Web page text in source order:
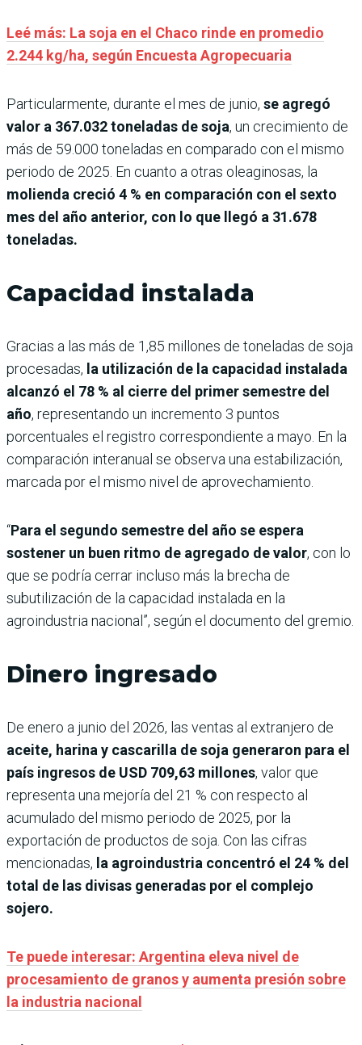
Leé más: La soja en el Chaco rinde en promedio
2.244 kg/ha, según Encuesta Agropecuaria
Particularmente, durante el mes de junio, se agregó
valor a 367.032 toneladas de soja, un crecimiento de
más de 59.000 toneladas en comparado con el mismo
periodo de 2025. En cuanto a otras oleaginosas, la
molienda creció 4 % en comparación con el sexto
mes del año anterior, con lo que llegó a 31.678
toneladas.
Capacidad instalada
Gracias a las más de 1,85 millones de toneladas de soja
procesadas, la utilización de la capacidad instalada
alcanzó el 78 % al cierre del primer semestre del
año, representando un incremento 3 puntos
porcentuales el registro correspondiente a mayo. En la
comparación interanual se observa una estabilización,
marcada por el mismo nivel de aprovechamiento.
“Para el segundo semestre del año se espera
sostener un buen ritmo de agregado de valor, con lo
que se podría cerrar incluso más la brecha de
subutilización de la capacidad instalada en la
agroindustria nacional”, según el documento del gremio.
Dinero ingresado
De enero a junio del 2026, las ventas al extranjero de
aceite, harina y cascarilla de soja generaron para el
país ingresos de USD 709,63 millones, valor que
representa una mejoría del 21 % con respecto al
acumulado del mismo periodo de 2025, por la
exportación de productos de soja. Con las cifras
mencionadas, la agroindustria concentró el 24 % del
total de las divisas generadas por el complejo
sojero.
Te puede interesar: Argentina eleva nivel de
procesamiento de granos y aumenta presión sobre
la industria nacional